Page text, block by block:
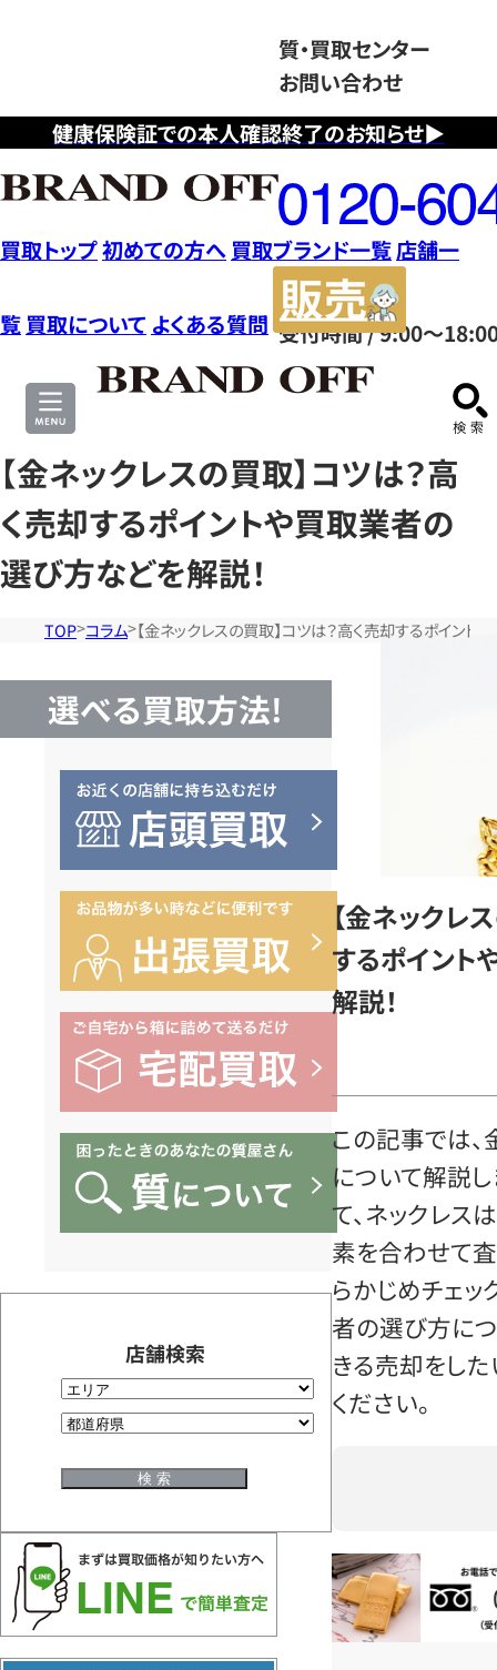
健康保険証での本人確認終了のお知らせ▶
質・買取センター
お問い合わせ
フ
リ
ー
ダ
イ
ヤ
ル
0120604117
受付時間 / 9:00～
買取トップ初めての方へ 買取ブランド一覧店舗一
覧 買取について よくある質問
サ
【金ネックレスの買取】コツは？高
く売却するポイントや買取業者の
選び方などを解説！
TOP コラム 【金ネックレスの買取】コツは？高く売却するポイント
選べる買取方法!
店舗検索
【金ネックレ
するポイント
解説！
この記事では、
について解説
て、ネックレス
素を合わせて
らかじめチェッ
者の選び方に
きる売却をし
ください。
お電話問い